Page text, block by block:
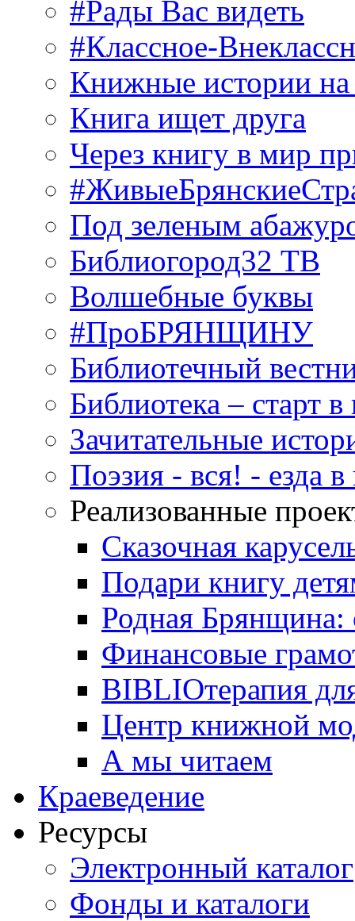
#Рады Вас видеть
#Классное-
Книжные истории
Книга ищет друга
Через книгу в мир
Под зеленым
Библиогород32 ТВ
Волшебные буквы
#ПроБРЯНЩИНУ
Библиотечный
Библиотека – старт
Зачитательные
Поэзия - вся! - езда в
Реализованные
Сказочная
Подари книгу
Родная Брянщина:
Финансовые
BIBLIOтерапия
Центр книжной
А мы читаем
Краеведение
Ресурсы
Электронный каталог
Фонды и каталоги